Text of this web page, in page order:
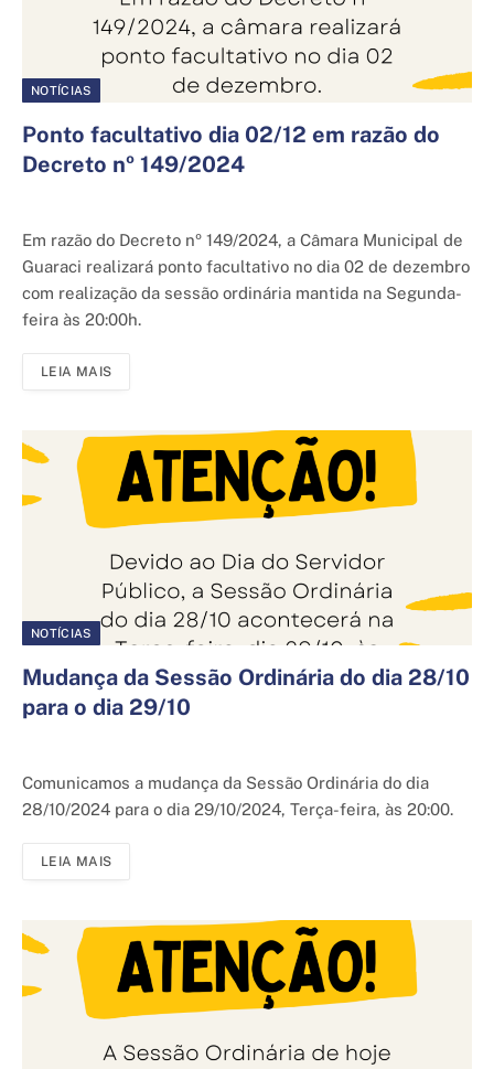
NOTÍCIAS
Ponto facultativo dia 02/12 em razão do
Decreto nº 149/2024
Em razão do Decreto nº 149/2024, a Câmara Municipal de
Guaraci realizará ponto facultativo no dia 02 de dezembro
com realização da sessão ordinária mantida na Segunda-
feira às 20:00h.
LEIA MAIS
NOTÍCIAS
Mudança da Sessão Ordinária do dia 28/10
para o dia 29/10
Comunicamos a mudança da Sessão Ordinária do dia
28/10/2024 para o dia 29/10/2024, Terça-feira, às 20:00.
LEIA MAIS